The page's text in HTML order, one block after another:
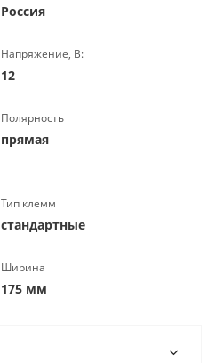
Россия
Напряжение, В:
12
Полярность
прямая
Тип клемм
стандартные
Ширина
175 мм